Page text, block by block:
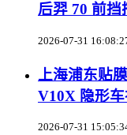
后羿 70 前挡
2026-07-31
上海浦东贴
V10X 隐形
2026-07-31